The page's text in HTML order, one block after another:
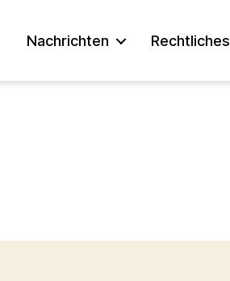
Nachrichten Rechtliches